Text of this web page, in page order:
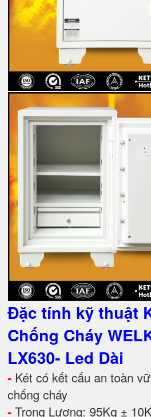
Đặc tính kỹ thuật
Chống Cháy
LX630- Led Dài
- Két có kết cấu an toàn
chống cháy
- Trọng Lượng: 95Kg ±